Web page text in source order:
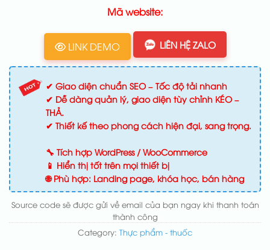
Mã website:
LINK DEMO LIÊN HỆ ZALO
✔ Giao diện chuẩn SEO – Tốc độ tải nhanh
✔ Dễ dàng quản lý, giao diện tùy chỉnh KÉO –
THẢ.
✔ Thiết kế theo phong cách hiện đại, sang trọng.
🔧 Tích hợp WordPress / WooCommerce
📱 Hiển thị tốt trên mọi thiết bị
🌐 Phù hợp: Landing page, khóa học, bán hàng
Source code sẽ được gửi về email của bạn ngay khi thanh toán
thành công
Category: Thực phẩm - thuốc